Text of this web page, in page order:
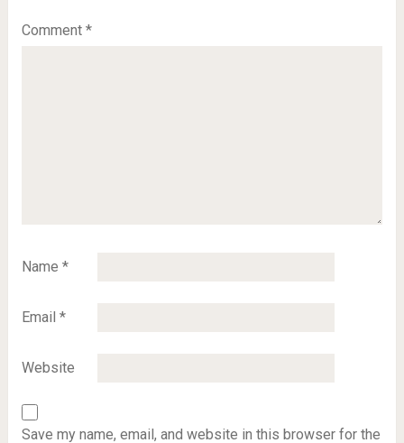
Comment *
Name *
Email *
Website
Save my name, email, and website in this browser for the